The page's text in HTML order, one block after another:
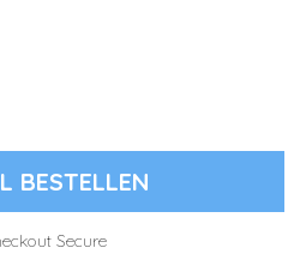
BESTELLEN